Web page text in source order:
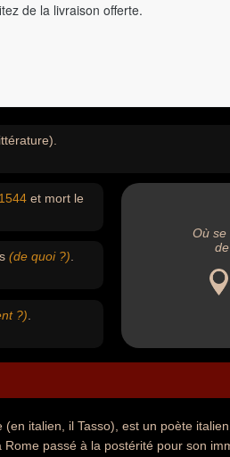
de la livraison offerte.
1544 et mort le
(de quoi ?)
?)
Où se
italien, il Tasso), est un poète
passé à la postérité pour son